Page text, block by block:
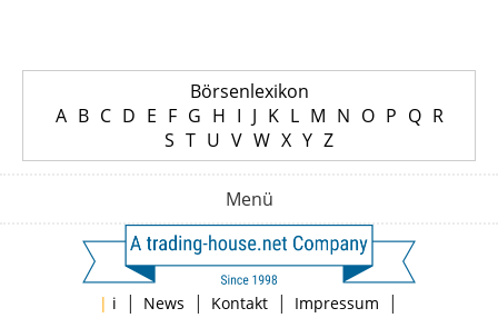
Börsenlexikon
A B C D E F G H I J K L M N O P Q R
S T U V W X Y Z
Menü
| i | News | Kontakt | Impressum
|